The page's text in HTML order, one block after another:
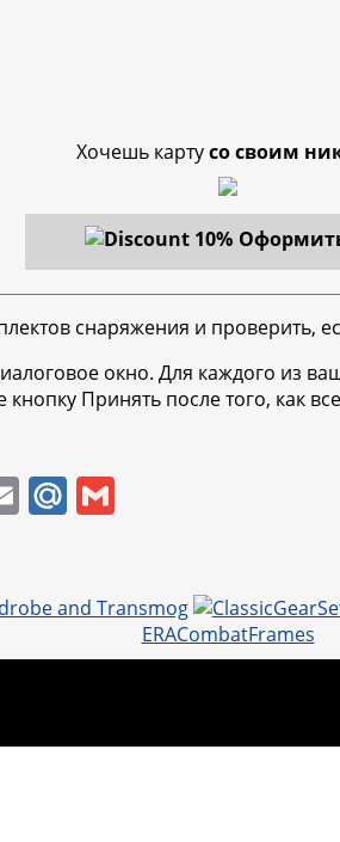
Хочешь картусо своим
снаряжения и проверить,
окно. Для каждого из
Принять после того, как
E
l
M
R
u
l
and Transmog
ERACombatFrames